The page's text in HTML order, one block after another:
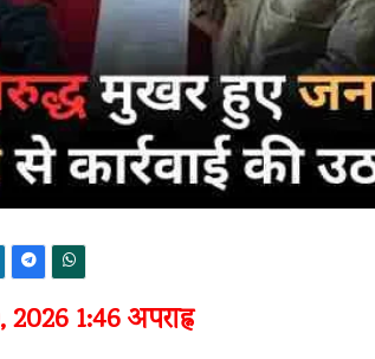
1:46 अपराह्न